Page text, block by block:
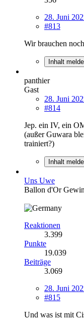
28. Juni
#813
Wir brauchen
Inhalt
panthier
Gast
28. Juni
#814
Jep. ein IV, ein
(außer Guwara
trainiert?)
Inhalt
Uns Uwe
Ballon d'Or
Reaktionen
3.399
Punkte
19.039
Beiträge
3.069
28. Juni
#815
Und was ist mit